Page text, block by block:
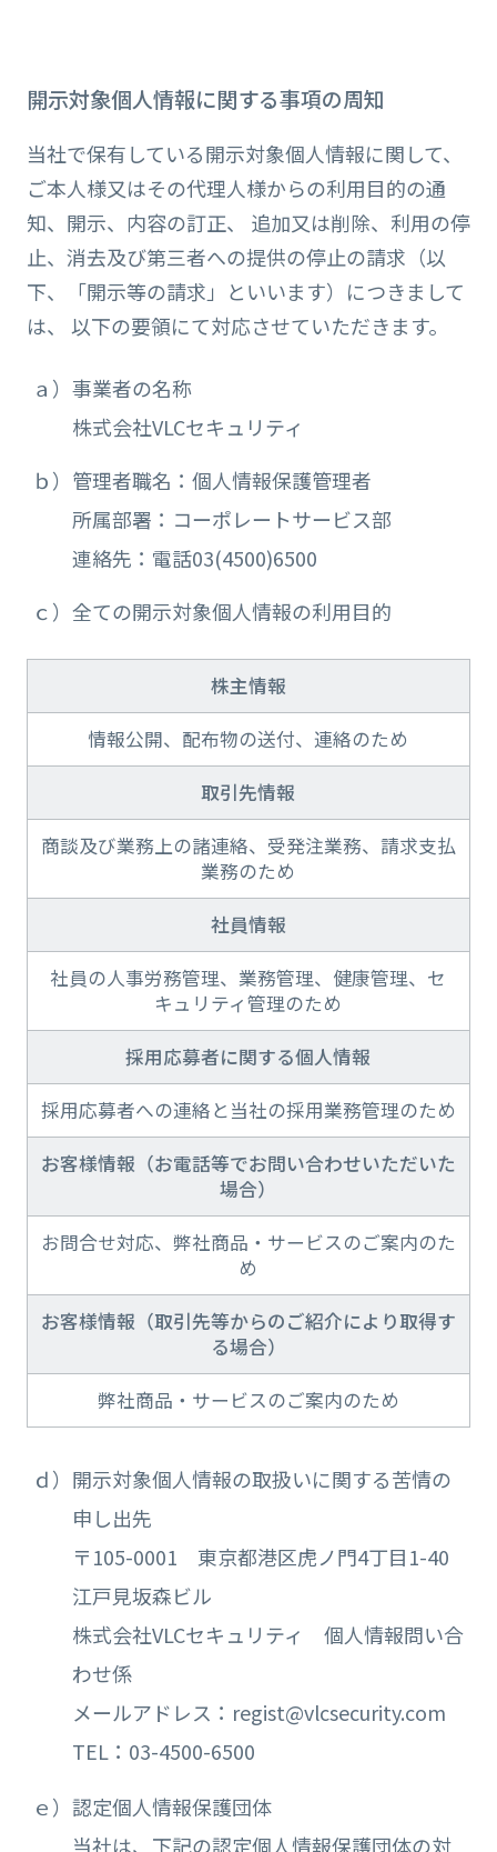
開示対象個人情報に関する事項の周知
当社で保有している開示対象個人情報に関して、
ご本人様又はその代理人様からの利用目的の通
知、開示、内容の訂正、 追加又は削除、利用の停
止、消去及び第三者への提供の停止の請求（以
下、「開示等の請求」といいます）につきまして
は、 以下の要領にて対応させていただきます。
ａ）事業者の名称
株式会社VLCセキュリティ
ｂ）管理者職名：個人情報保護管理者
所属部署：コーポレートサービス部
連絡先：電話03(4500)6500
ｃ）全ての開示対象個人情報の利用目的
株主情報
情報公開、配布物の送付、連絡のため
取引先情報
商談及び業務上の諸連絡、受発注業務、請求支払
業務のため
社員情報
社員の人事労務管理、業務管理、健康管理、セ
キュリティ管理のため
採用応募者に関する個人情報
採用応募者への連絡と当社の採用業務管理のため
お客様情報（お電話等でお問い合わせいただいた
場合）
お問合せ対応、弊社商品・サービスのご案内のた
め
お客様情報（取引先等からのご紹介により取得す
る場合）
弊社商品・サービスのご案内のため
ｄ）開示対象個人情報の取扱いに関する苦情の
申し出先
〒105-0001 東京都港区虎ノ門4丁目1-40
江戸見坂森ビル
株式会社VLCセキュリティ 個人情報問い合
わせ係
メールアドレス：regist@vlcsecurity.com
TEL：03-4500-6500
ｅ）認定個人情報保護団体
当社は、下記の認定個人情報保護団体の対